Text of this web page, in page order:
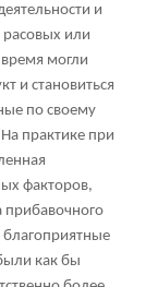
и
расовых или
могли
и становиться
по своему
На практике при
факторов,
прибавочного
как бы